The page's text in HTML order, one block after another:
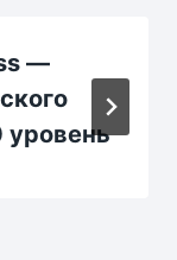
—
уровень